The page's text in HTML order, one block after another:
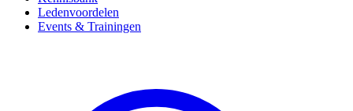
Ledenvoordelen
Events & Trainingen